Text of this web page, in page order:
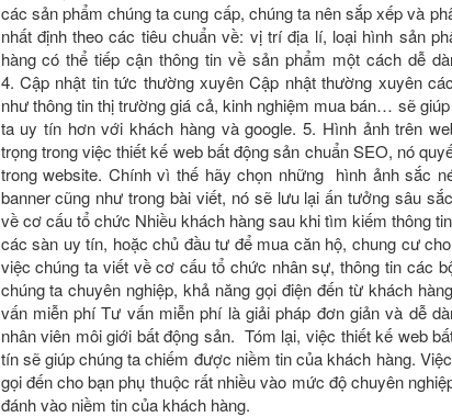
các sản phẩm chúng ta cung cấp, chúng ta nên sắp xếp và
nhất định theo các tiêu chuẩn về: vị trí địa lí, loại hình sản
hàng có thể tiếp cận thông tin về sản phẩm một cách dễ
4. Cập nhật tin tức thường xuyên Cập nhật thường xuyên
như thông tin thị trường giá cả, kinh nghiệm mua bán… sẽ
ta uy tín hơn với khách hàng và google. 5. Hình ảnh trên
trọng trong việc thiết kế web bất động sản chuẩn SEO, nó
trong website. Chính vì thế hãy chọn những hình ảnh sắc
banner cũng như trong bài viết, nó sẽ lưu lại ấn tưởng sâu
về cơ cấu tổ chức Nhiều khách hàng sau khi tìm kiếm thông
các sàn uy tín, hoặc chủ đầu tư để mua căn hộ, chung cư
việc chúng ta viết về cơ cấu tổ chức nhân sự, thông tin các
chúng ta chuyên nghiệp, khả năng gọi điện đến từ khách
vấn miễn phí Tư vấn miễn phí là giải pháp đơn giản và dễ
nhân viên môi giới bất động sản. Tóm lại, việc thiết kế web
tín sẽ giúp chúng ta chiếm được niềm tin của khách hàng.
gọi đến cho bạn phụ thuộc rất nhiều vào mức độ chuyên
đánh vào niềm tin của khách hàng.